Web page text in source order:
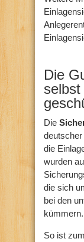
Die
Die
die
wurden
die sich
bei den
kümmern.
So ist